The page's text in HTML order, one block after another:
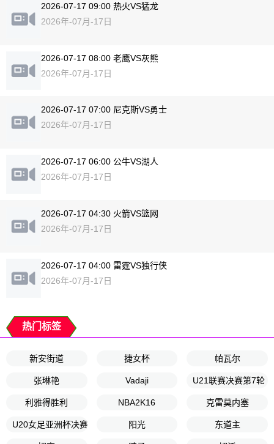
2026-07-17 09:00 热火VS猛龙
2026年-07月-17日
2026-07-17 08:00 老鹰VS灰熊
2026年-07月-17日
2026-07-17 07:00 尼克斯VS勇士
2026年-07月-17日
2026-07-17 06:00 公牛VS湖人
2026年-07月-17日
2026-07-17 04:30 火箭VS篮网
2026年-07月-17日
2026-07-17 04:00 雷霆VS独行侠
2026年-07月-17日
热门标签
新安街道 捷女杯 帕瓦尔
张琳艳 Vadaji U21联赛决赛第7轮
利雅得胜利 NBA2K16 克雷莫内塞
U20女足亚洲杯决赛 阳光 东道主